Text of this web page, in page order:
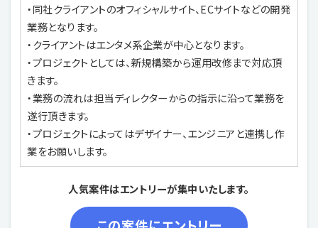
・同社クライアントのオフィシャルサイト、ECサイトなどの開発
業務となります。
・クライアントはエンタメ系企業が中心となります。
・プロジェクトとしては、新規構築から運用改修まで対応頂
きます。
・業務の流れは担当ディレクターからの指示に沿って業務を
遂行頂きます。
・プロジェクトによってはデザイナー、エンジニアと連携し作
業をお願いします。
人気案件はエントリーが集中いたします。